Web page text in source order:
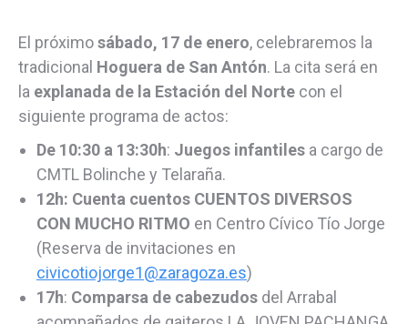
El próximosábado, 17 de enero, celebraremos la
tradicional Hoguera de San Antón. La cita será en
la explanada de la Estación del Norte con el
siguiente programa de actos:
De 10:30 a 13:30h: Juegos infantiles a cargo de
CMTL Bolinche y Telaraña.
12h: Cuenta cuentos CUENTOS DIVERSOS
CON MUCHO RITMO en Centro Cívico Tío Jorge
(Reserva de invitaciones en
civicotiojorge1@zaragoza.es)
17h: Comparsa de cabezudos del Arrabal